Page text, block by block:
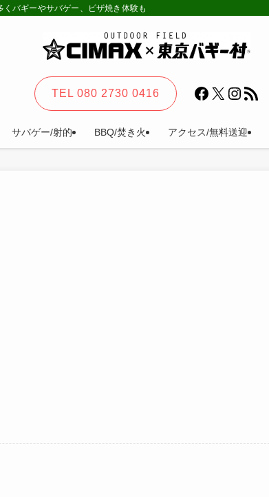
バギーやサバゲー、ピザ焼き体験も。カーステイ、キャンプ等一日
サバゲー/射的 BBQ/焚き火 アクセス/無料送迎
TEL 080 2730 0416 Facebook
X RSS フィード